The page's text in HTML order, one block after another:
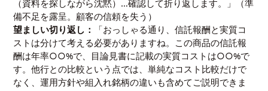
（資料を探しながら沈黙）…確認して折り返します。」（準
備不足を露呈。顧客の信頼を失う）
望ましい切り返し：
「おっしゃる通り、信託報酬と実質コ
ストは分けて考える必要がありますね。この商品の信託報
酬は年率○○%で、目論見書に記載の実質コストは○○%で
す。他行との比較という点では、単純なコスト比較だけで
なく、運用方針や組入れ銘柄の違いも含めてご説明できま